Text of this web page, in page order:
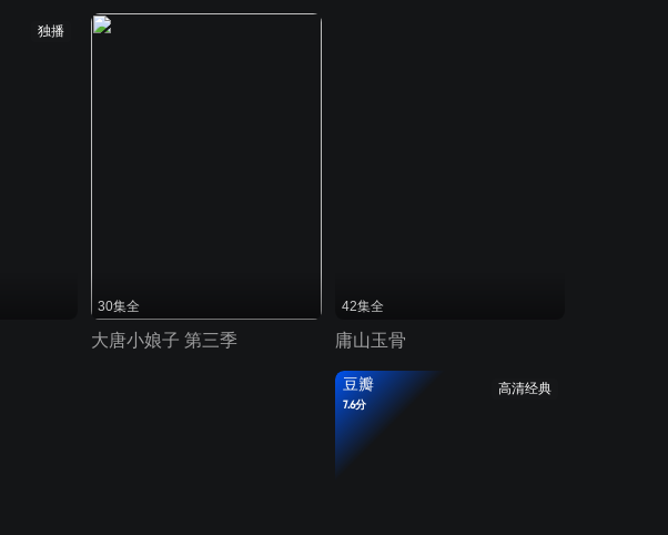
独播
30集全
大唐小娘子 第三季
42集全
庸山玉骨
高清经典
豆瓣
7.6分